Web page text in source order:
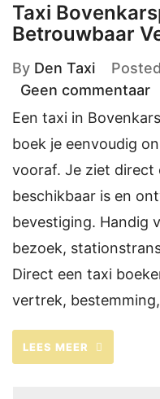
Taxi
Betrouwbaar
By Den Taxi
Geen commentaar
Een taxi in
boek je eenvoudig
vooraf. Je ziet direct
beschikbaar is en
bevestiging. Handig
bezoek,
Direct een taxi
vertrek,
LEES MEER